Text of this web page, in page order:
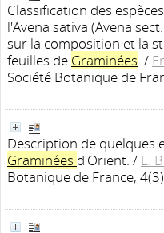
Classification des
l'Avena sativa (Avena
sur la composition et la
feuilles de Graminées. /
Société Botanique de
Description de quelques
Graminées d'Orient. / E.
Botanique de France,